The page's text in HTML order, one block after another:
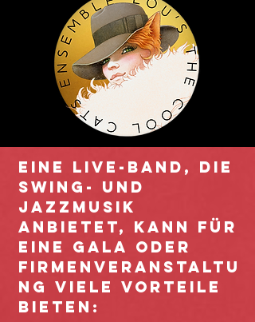
Eine Live-Band, die
Swing- und
Jazzmusik
anbietet, kann für
eine Gala oder
Firmenveranstaltu
ng viele Vorteile
bieten: